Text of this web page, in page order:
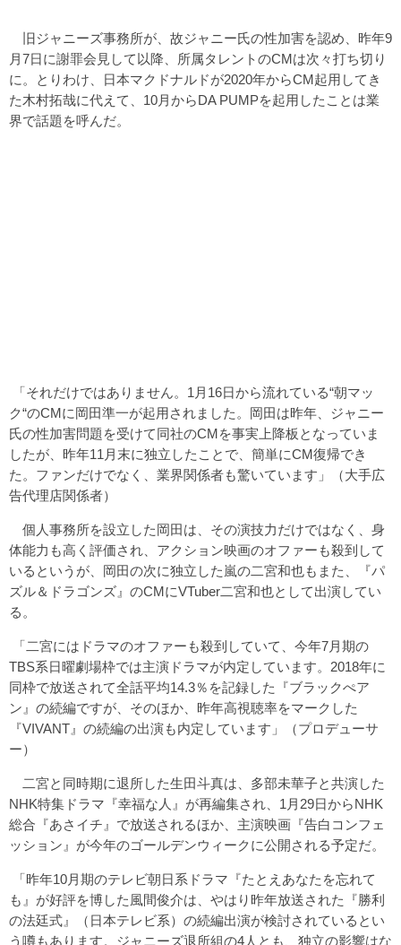
旧ジャニーズ事務所が、故ジャニー氏の性加害を認め、昨年9
月7日に謝罪会見して以降、所属タレントのCMは次々打ち切り
に。とりわけ、日本マクドナルドが2020年からCM起用してき
た木村拓哉に代えて、10月からDA PUMPを起用したことは業
界で話題を呼んだ。
「それだけではありません。1月16日から流れている“朝マッ
ク“のCMに岡田準一が起用されました。岡田は昨年、ジャニー
氏の性加害問題を受けて同社のCMを事実上降板となっていま
したが、昨年11月末に独立したことで、簡単にCM復帰でき
た。ファンだけでなく、業界関係者も驚いています」（大手広
告代理店関係者）
個人事務所を設立した岡田は、その演技力だけではなく、身
体能力も高く評価され、アクション映画のオファーも殺到して
いるというが、岡田の次に独立した嵐の二宮和也もまた、『パ
ズル＆ドラゴンズ』のCMにVTuber二宮和也として出演してい
る。
「二宮にはドラマのオファーも殺到していて、今年7月期の
TBS系日曜劇場枠では主演ドラマが内定しています。2018年に
同枠で放送されて全話平均14.3％を記録した『ブラックぺア
ン』の続編ですが、そのほか、昨年高視聴率をマークした
『VIVANT』の続編の出演も内定しています」（プロデューサ
ー）
二宮と同時期に退所した生田斗真は、多部未華子と共演した
NHK特集ドラマ『幸福な人』が再編集され、1月29日からNHK
総合『あさイチ』で放送されるほか、主演映画『告白コンフェ
ッション』が今年のゴールデンウィークに公開される予定だ。
「昨年10月期のテレビ朝日系ドラマ『たとえあなたを忘れて
も』が好評を博した風間俊介は、やはり昨年放送された『勝利
の法廷式』（日本テレビ系）の続編出演が検討されているとい
う噂もあります。ジャニーズ退所組の4人とも、独立の影響はな